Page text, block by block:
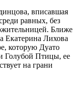
вписавшая
равных, без
Ближе
Екатерина Лихова
которую Дуато
Голубой Птицы, ее
на грани